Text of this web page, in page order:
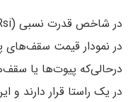
در نمودار قیمت سقف‌های
درحالی‌که پیوت‌ها یا
در یک راستا قرار دارند